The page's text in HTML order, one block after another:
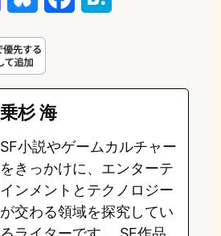
s
t
o
d
o
n
u
e
s
k
y
e
o
o
k
e
a
乗杉 海
SF小説やゲームカルチャー
をきっかけに、エンターテ
インメントとテクノロジー
が交わる領域を探究してい